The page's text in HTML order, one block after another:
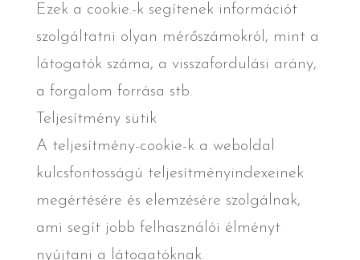
Ezek a cookie.-k segítenek információt
szolgáltatni olyan mérőszámokról, mint a
látogatók száma, a visszafordulási arány,
a forgalom forrása stb.
Teljesítmény sütik
A teljesítmény-cookie-k a weboldal
kulcsfontosságú teljesítményindexeinek
megértésére és elemzésére szolgálnak,
ami segít jobb felhasználói élményt
nyújtani a látogatóknak.